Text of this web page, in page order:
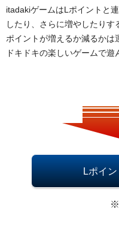
itadakiゲームはLポイントと
したり、さらに増やしたりす
ポイントが増えるか減るかは
ドキドキの楽しいゲームで遊
Lポイ
※